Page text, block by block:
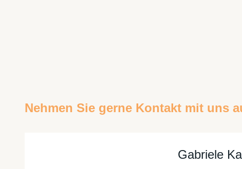
Nehmen Sie gerne Kontakt mit uns
Gabriele